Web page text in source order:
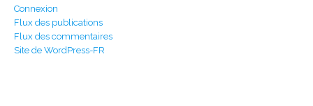
Connexion
Flux des publications
Flux des commentaires
Site de WordPress-FR